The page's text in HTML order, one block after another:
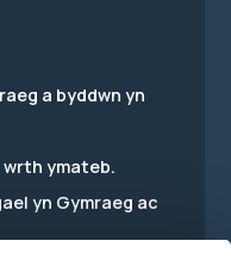
a byddwn yn
wrth ymateb.
yn Gymraeg ac